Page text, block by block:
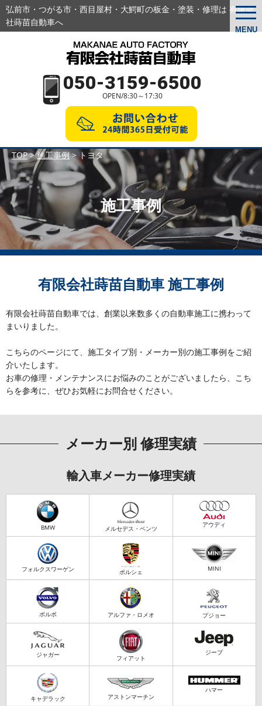
MENU
弘前市・つがる市・西目屋村・大鰐町の板金・塗装・修理は 有限会
社蒔苗自動車へ
050-3159-6500
OPEN/8:30～17:30
TOP>施工事例>トヨタ
施工事例
有限会社蒔苗自動車 施工事例
有限会社蒔苗自動車では、創業以来数多くの自動車施工に携わって
まいりました。
こちらのページにて、施工タイプ別・メーカー別の施工事例をご紹
介いたします。
お車の修理・メンテナンスにお悩みのことがございましたら、こち
らを参考に、ぜひお気軽にお問合せください。
メーカー別 修理実績
輸入車メーカー修理実績
BMW メルセデス・ベンツ アウディ
フォルクスワーゲン ポルシェ MINI
ボルボ アルファ・ロメオ プジョー
ジャガー フィアット
ジープ
キャデラック アストンマーチン
ハマー